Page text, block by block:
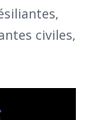
civiles,